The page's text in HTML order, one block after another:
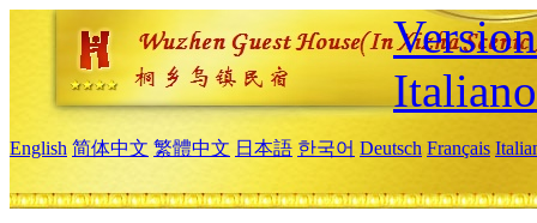
Italiano
English 简体中文 繁體中文 日本語 한국어 Deutsch Français